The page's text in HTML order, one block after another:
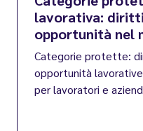
lavorativa:
opportunità nel
Categorie protette:
opportunità
per lavoratori e